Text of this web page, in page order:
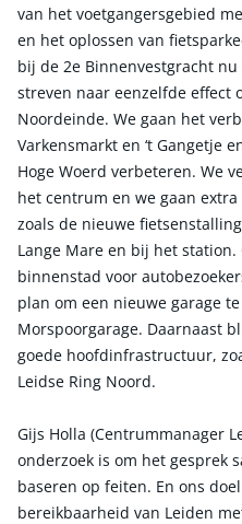
van het voetgangersgebied
en het oplossen van
bij de 2e Binnenvestgracht
streven naar eenzelfde effect
Noordeinde. We gaan het
Varkensmarkt en ‘t Gangetje
Hoge Woerd verbeteren. We
het centrum en we gaan
zoals de nieuwe
Lange Mare en bij het
binnenstad voor
plan om een nieuwe garage
Morspoorgarage. Daarnaast
goede hoofdinfrastructuur,
Leidse Ring Noord.
Gijs Holla (Centrummanager
onderzoek is om het gesprek
baseren op feiten. En ons
bereikbaarheid van Leiden